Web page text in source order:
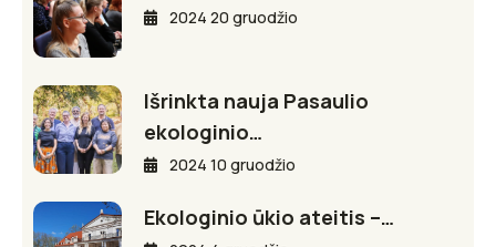
2024 20 gruodžio
Išrinkta nauja Pasaulio
ekologinio…
2024 10 gruodžio
Ekologinio ūkio ateitis –…